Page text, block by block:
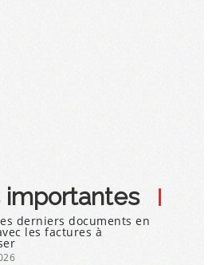
importantes
derniers documents en
les factures à